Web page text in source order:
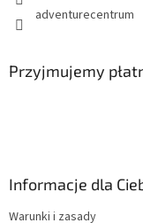
adventurecentrum
Przyjmujemy
Informacje dla
Warunki i zasady